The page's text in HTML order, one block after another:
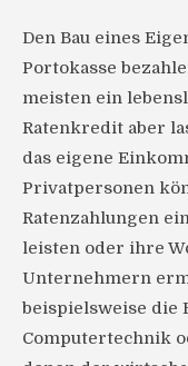
Den Bau eines
Portokasse
meisten ein
Ratenkredit aber
das eigene
Privatpersonen
Ratenzahlungen
leisten oder ihre
Unternehmern
beispielsweise die
Computertechnik